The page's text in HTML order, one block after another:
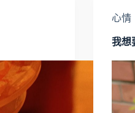
心情
我想